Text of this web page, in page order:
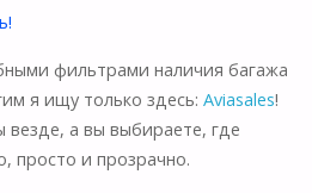
фильтрами наличия багажа
я ищу только здесь: Aviasales!
везде, а вы выбираете, где
просто и прозрачно.